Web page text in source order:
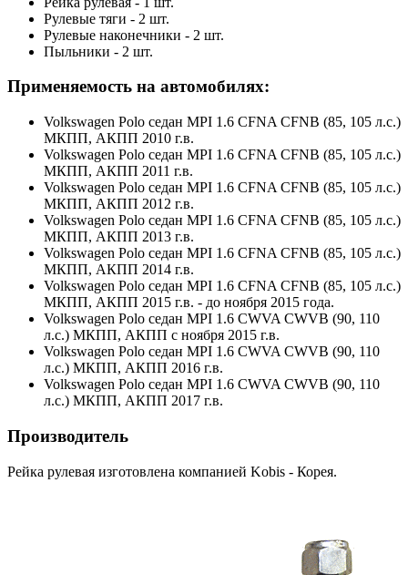
Рулевые тяги - 2 шт.
Рулевые наконечники - 2 шт.
Пыльники - 2 шт.
Применяемость на автомобилях:
Volkswagen Polo седан MPI 1.6 CFNA CFNB (85, 105 л.с.)
МКПП, АКПП 2010 г.в.
Volkswagen Polo седан MPI 1.6 CFNA CFNB (85, 105 л.с.)
МКПП, АКПП 2011 г.в.
Volkswagen Polo седан MPI 1.6 CFNA CFNB (85, 105 л.с.)
МКПП, АКПП 2012 г.в.
Volkswagen Polo седан MPI 1.6 CFNA CFNB (85, 105 л.с.)
МКПП, АКПП 2013 г.в.
Volkswagen Polo седан MPI 1.6 CFNA CFNB (85, 105 л.с.)
МКПП, АКПП 2014 г.в.
Volkswagen Polo седан MPI 1.6 CFNA CFNB (85, 105 л.с.)
МКПП, АКПП 2015 г.в. - до ноября 2015 года.
Volkswagen Polo седан MPI 1.6 CWVA CWVB (90, 110
л.с.) МКПП, АКПП с ноября 2015 г.в.
Volkswagen Polo седан MPI 1.6 CWVA CWVB (90, 110
л.с.) МКПП, АКПП 2016 г.в.
Volkswagen Polo седан MPI 1.6 CWVA CWVB (90, 110
л.с.) МКПП, АКПП 2017 г.в.
Производитель
Рейка рулевая изготовлена компанией Kobis - Корея.